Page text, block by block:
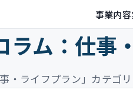
事業内容
ラム：仕事
事・ライフプラン」カテゴ